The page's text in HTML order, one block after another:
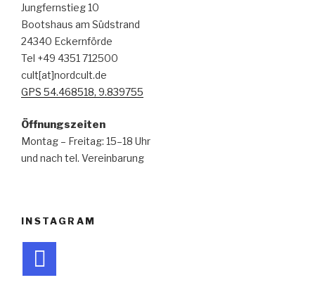
Jungfernstieg 10
Bootshaus am Südstrand
24340 Eckernförde
Tel +49 4351 712500
cult[at]nordcult.de
GPS 54.468518, 9.839755
Öffnungszeiten
Montag – Freitag: 15–18 Uhr
und nach tel. Vereinbarung
INSTAGRAM